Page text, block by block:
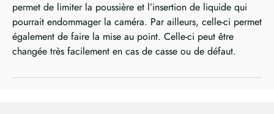
permet de limiter la poussière et l’insertion de liquide qui
pourrait endommager la caméra. Par ailleurs, celle-ci permet
également de faire la mise au point. Celle-ci peut être
changée très facilement en cas de casse ou de défaut.